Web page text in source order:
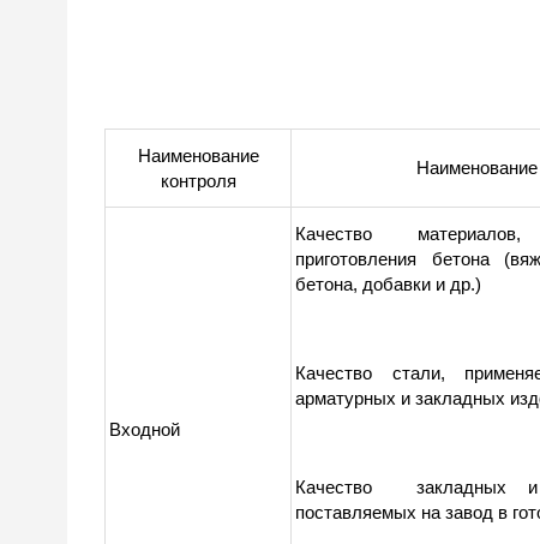
Наименование
контроля
Наименование
Входной
Качество
приготовления бетона
бетона, добавки и др.)
Качество стали,
арматурных и закладных
Качество закладных и
поставляемых на завод в